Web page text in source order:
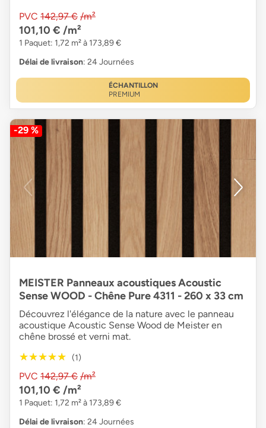
PVC 142,97 € /m²
101,10 € /m²
1 Paquet: 1,72 m² à 173,89 €
Délai de livraison: 24 Journées
ÉCHANTILLON
PREMIUM
-29 %
MEISTER Panneaux acoustiques Acoustic
Sense WOOD - Chêne Pure 4311 - 260 x 33 cm
Découvrez l'élégance de la nature avec le panneau
acoustique Acoustic Sense Wood de Meister en
chêne brossé et verni mat.
★★★★★
★★★★★ (1)
PVC 142,97 € /m²
101,10 € /m²
1 Paquet: 1,72 m² à 173,89 €
Délai de livraison: 24 Journées